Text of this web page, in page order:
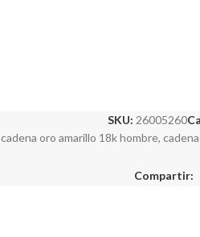
SKU: 26005260
cadena oro amarillo 18k hombre,
Compartir: